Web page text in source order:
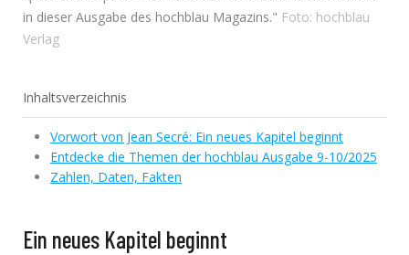
in dieser Ausgabe des hochblau Magazins." Foto: hochblau
Verlag
Inhaltsverzeichnis
Vorwort von Jean Secré: Ein neues Kapitel beginnt
Entdecke die Themen der hochblau Ausgabe 9-10/2025
Zahlen, Daten, Fakten
Ein neues Kapitel beginnt